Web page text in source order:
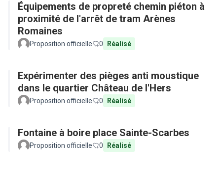
Équipements de propreté chemin piéton à
proximité de l'arrêt de tram Arènes
Romaines
Proposition officielle 0 Réalisé
Expérimenter des pièges anti moustique
dans le quartier Château de l'Hers
Proposition officielle 0 Réalisé
Fontaine à boire place Sainte-Scarbes
Proposition officielle 0 Réalisé